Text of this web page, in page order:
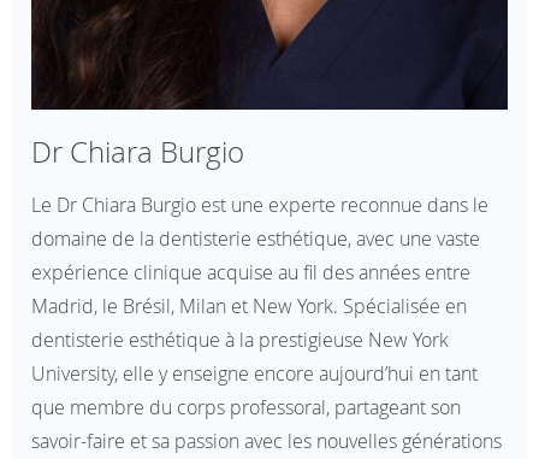
Dr Chiara Burgio
Le Dr Chiara Burgio est une experte reconnue dans le
domaine de la dentisterie esthétique, avec une vaste
expérience clinique acquise au fil des années entre
Madrid, le Brésil, Milan et New York. Spécialisée en
dentisterie esthétique à la prestigieuse New York
University, elle y enseigne encore aujourd’hui en tant
que membre du corps professoral, partageant son
savoir-faire et sa passion avec les nouvelles générations